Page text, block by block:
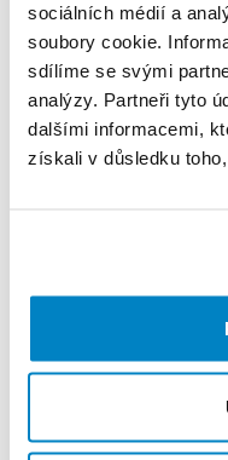
sociálních médií a
soubory cookie.
sdílíme se svými
analýzy. Partneři tyto
dalšími informacemi,
získali v důsledku
Pumpa Vám bude
Kvôli
zjednodušeniu
zvládne aj
Produkt v obchodě
PODMÍNKY
Podmínky pronájmu
ZÁLOHA A